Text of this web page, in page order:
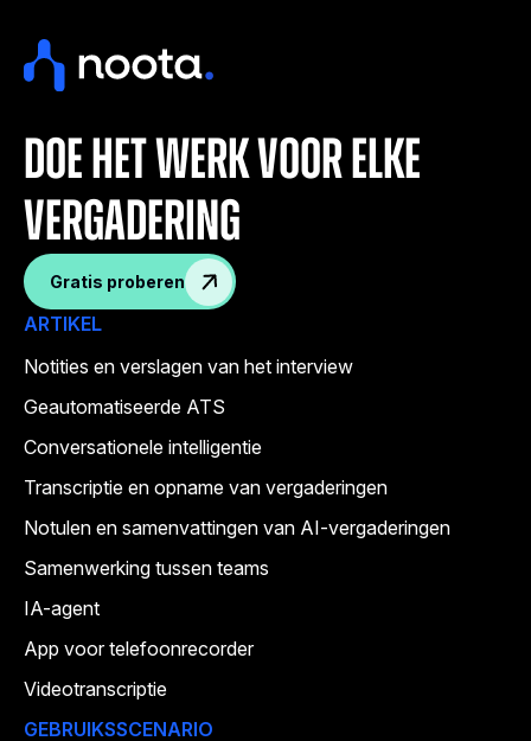
doe het werk voor elke
vergadering
Gratis proberen
ARTIKEL
Notities en verslagen van het interview
Geautomatiseerde ATS
Conversationele intelligentie
Transcriptie en opname van vergaderingen
Notulen en samenvattingen van AI-vergaderingen
Samenwerking tussen teams
IA-agent
App voor telefoonrecorder
Videotranscriptie
GEBRUIKSSCENARIO